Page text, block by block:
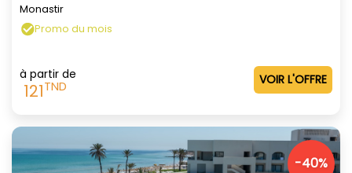
Monastir
Promo du mois
à partir de
121TND VOIR L'OFFRE
-40%